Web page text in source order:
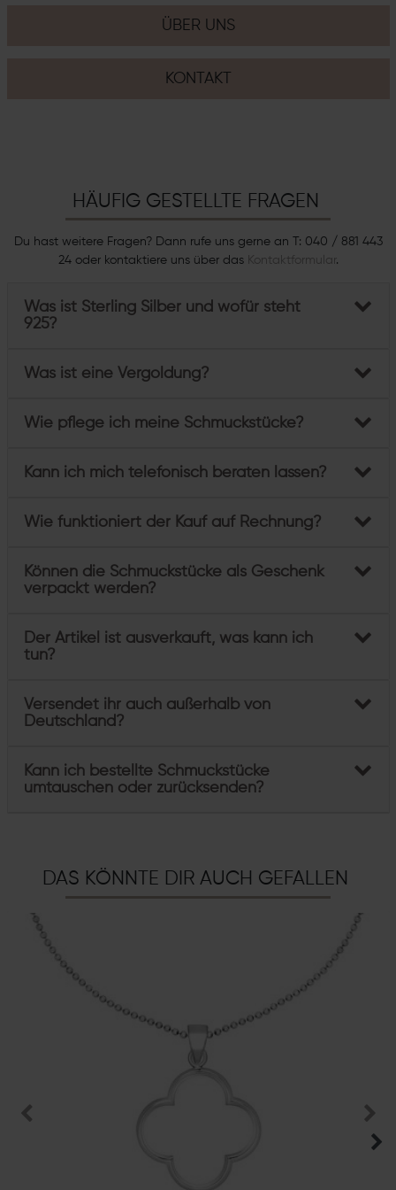
ÜBER UNS
KONTAKT
HÄUFIG GESTELLTE FRAGEN
Du hast weitere Fragen? Dann rufe uns gerne an T: 040 / 881 443
24 oder kontaktiere uns über das
Kontaktformular.
Was ist Sterling Silber und wofür steht
925?
Was ist eine Vergoldung?
Wie pflege ich meine Schmuckstücke?
Kann ich mich telefonisch beraten lassen?
Wie funktioniert der Kauf auf Rechnung?
Können die Schmuckstücke als Geschenk
verpackt werden?
Der Artikel ist ausverkauft, was kann ich
tun?
Versendet ihr auch außerhalb von
Deutschland?
Kann ich bestellte Schmuckstücke
umtauschen oder zurücksenden?
DAS KÖNNTE DIR AUCH GEFALLEN